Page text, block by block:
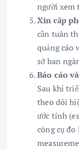
người xem
Xin cấp
cần tuân
quảng cáo
sở ban
Báo cáo
Sau khi
theo dõi
ước tính
công cụ